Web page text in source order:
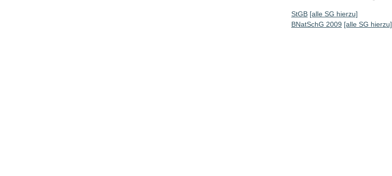
StGB [alle SG hierzu]
BNatSchG 2009 [alle SG hierzu]